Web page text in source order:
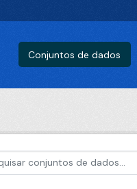
Conjuntos de dados